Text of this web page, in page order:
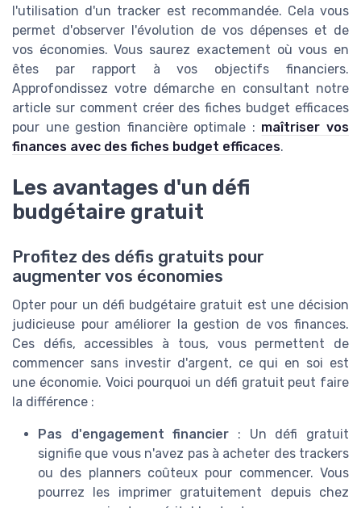
l'utilisation d'un tracker est recommandée. Cela vous
permet d'observer l'évolution de vos dépenses et de
vos économies. Vous saurez exactement où vous en
êtes par rapport à vos objectifs financiers.
Approfondissez votre démarche en consultant notre
article sur comment créer des fiches budget efficaces
pour une gestion financière optimale : maîtriser vos
finances avec des fiches budget efficaces.
Les avantages d'un défi
budgétaire gratuit
Profitez des défis gratuits pour
augmenter vos économies
Opter pour un défi budgétaire gratuit est une décision
judicieuse pour améliorer la gestion de vos finances.
Ces défis, accessibles à tous, vous permettent de
commencer sans investir d'argent, ce qui en soi est
une économie. Voici pourquoi un défi gratuit peut faire
la différence :
Pas d'engagement financier : Un défi gratuit
signifie que vous n'avez pas à acheter des trackers
ou des planners coûteux pour commencer. Vous
pourrez les imprimer gratuitement depuis chez